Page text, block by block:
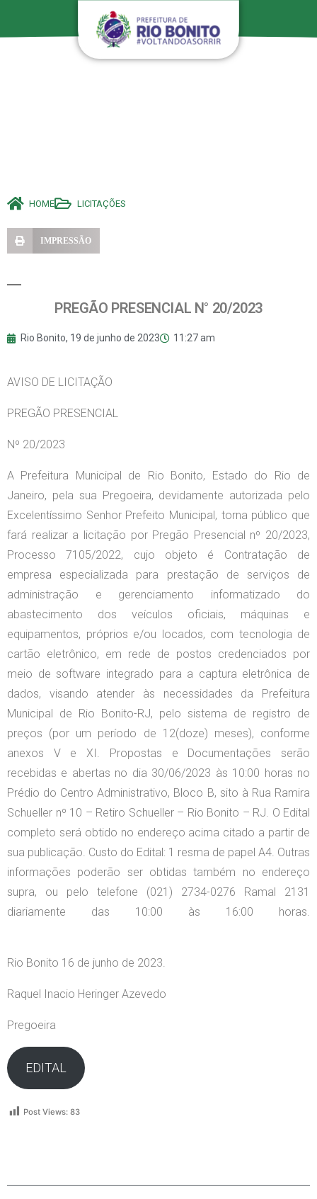
HOME LICITAÇÕES
IMPRESSÃO
PREGÃO PRESENCIAL N° 20/2023
Rio Bonito, 19 de junho de 2023 11:27 am
AVISO DE LICITAÇÃO
PREGÃO PRESENCIAL
Nº 20/2023
A Prefeitura Municipal de Rio Bonito, Estado do Rio de
Janeiro, pela sua Pregoeira, devidamente autorizada pelo
Excelentíssimo Senhor Prefeito Municipal, torna público que
fará realizar a licitação por Pregão Presencial nº 20/2023,
Processo 7105/2022, cujo objeto é Contratação de
empresa especializada para prestação de serviços de
administração e gerenciamento informatizado do
abastecimento dos veículos oficiais, máquinas e
equipamentos, próprios e/ou locados, com tecnologia de
cartão eletrônico, em rede de postos credenciados por
meio de software integrado para a captura eletrônica de
dados, visando atender às necessidades da Prefeitura
Municipal de Rio Bonito-RJ, pelo sistema de registro de
preços (por um período de 12(doze) meses), conforme
anexos V e XI. Propostas e Documentações serão
recebidas e abertas no dia 30/06/2023 às 10:00 horas no
Prédio do Centro Administrativo, Bloco B, sito à Rua Ramira
Schueller nº 10 – Retiro Schueller – Rio Bonito – RJ. O Edital
completo será obtido no endereço acima citado a partir de
sua publicação. Custo do Edital: 1 resma de papel A4. Outras
informações poderão ser obtidas também no endereço
supra, ou pelo telefone (021) 2734-0276 Ramal 2131
diariamente das 10:00 às 16:00 horas.
Rio Bonito 16 de junho de 2023.
Raquel Inacio Heringer Azevedo
Pregoeira
EDITAL
Post Views: 83